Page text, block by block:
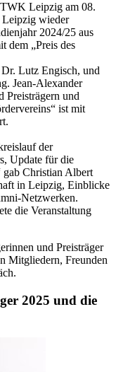
Leipzig am 08.
wieder
2024/25 aus
dem „Preis des
Lutz Engisch, und
Jean-Alexander
Preisträgern und
ist mit
der
Update für die
gab Christian Albert
in Leipzig, Einblicke
Netzwerken.
die Veranstaltung
und Preisträger
Mitgliedern, Freunden
2025 und die